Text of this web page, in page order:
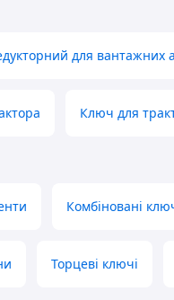
для вантажних
Ключ для
Комбіновані
Торцеві ключі